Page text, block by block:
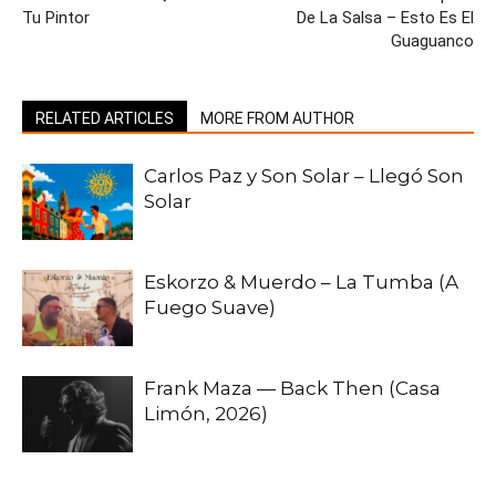
Tu Pintor
De La Salsa – Esto Es El
Guaguanco
RELATED ARTICLES MORE FROM AUTHOR
Carlos Paz y Son Solar – Llegó Son
Solar
Eskorzo & Muerdo – La Tumba (A
Fuego Suave)
Frank Maza — Back Then (Casa
Limón, 2026)